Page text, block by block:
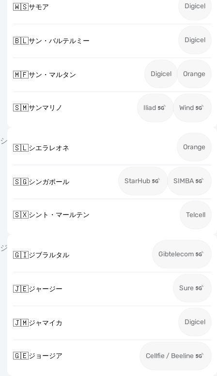
🇼🇸サモア Digicel
🇧🇱サン・バルテルミー Digicel
🇲🇫サン・マルタン Digicel Orange
🇸🇲サンマリノ Iliad Wind
シ
🇸🇱シエラレオネ Orange
🇸🇬シンガポール StarHub SIMBA
🇸🇽シント・マールテン Telcell
ジ
🇬🇮ジブラルタル Gibtelecom
🇯🇪ジャージー Sure
🇯🇲ジャマイカ Digicel
🇬🇪ジョージア Cellfie / Beeline